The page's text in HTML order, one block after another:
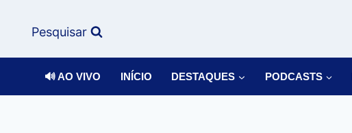
Pesquisar
🔊 AO VIVO INÍCIO DESTAQUES PODCASTS